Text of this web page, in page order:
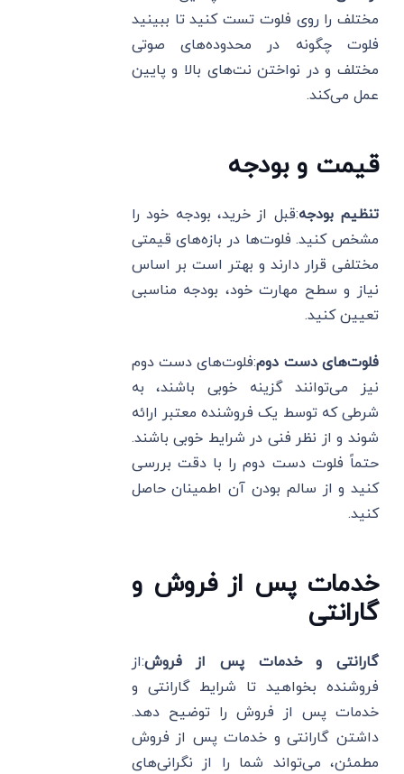
مختلف را روی فلوت تست کنید تا ببینید
فلوت چگونه در محدوده‌های صوتی
مختلف و در نواختن نت‌های بالا و پایین
عمل می‌کند.
قیمت و بودجه
تنظیم بودجه:قبل از خرید، بودجه خود را
مشخص کنید. فلوت‌ها در بازه‌های قیمتی
مختلفی قرار دارند و بهتر است بر اساس
نیاز و سطح مهارت خود، بودجه مناسبی
تعیین کنید.
فلوت‌های دست دوم:فلوت‌های دست دوم
نیز می‌توانند گزینه خوبی باشند، به
شرطی که توسط یک فروشنده معتبر ارائه
شوند و از نظر فنی در شرایط خوبی باشند.
حتماً فلوت دست دوم را با دقت بررسی
کنید و از سالم بودن آن اطمینان حاصل
کنید.
خدمات پس از فروش و
گارانتی
گارانتی و خدمات پس از فروش:از
فروشنده بخواهید تا شرایط گارانتی و
خدمات پس از فروش را توضیح دهد.
داشتن گارانتی و خدمات پس از فروش
مطمئن، می‌تواند شما را از نگرانی‌های